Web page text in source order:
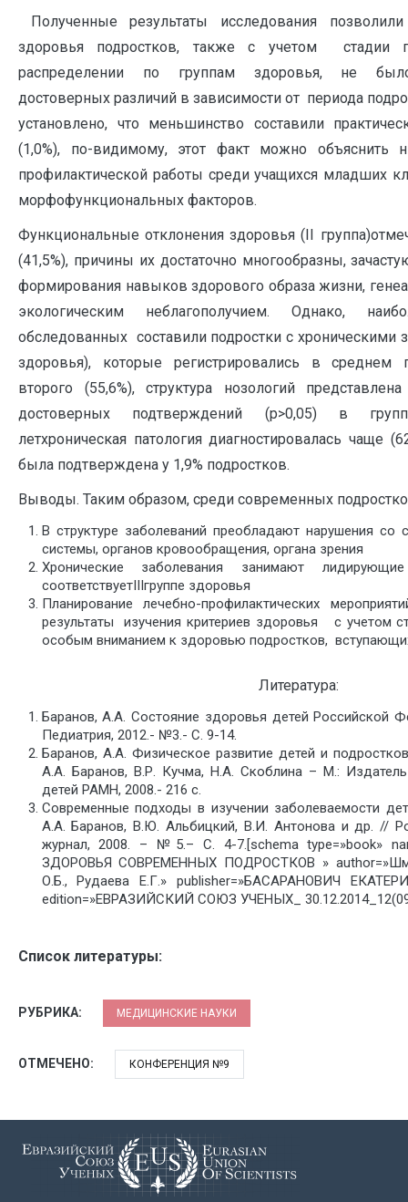
Полученные результаты исследования
здоровья подростков, также с учетом стадии
распределении по группам здоровья, не было
достоверных различий в зависимости от периода
установлено, что меньшинство составили
(1,0%), по-видимому, этот факт можно объяснить
профилактической работы среди учащихся младших
морфофункциональных факторов.
Функциональные отклонения здоровья (II
(41,5%), причины их достаточно многообразны,
формирования навыков здорового образа жизни,
экологическим неблагополучием. Однако,
обследованных составили подростки с хроническими
здоровья), которые регистрировались в среднем
второго (55,6%), структура нозологий
достоверных подтверждений (р>0,05) в
летхроническая патология диагностировалась чаще
была подтверждена у 1,9% подростков.
Выводы. Таким образом, среди современных
В структуре заболеваний преобладают нарушения со
системы, органов кровообращения, органа зрения
Хронические заболевания занимают
соответствуетIIIгруппе здоровья
Планирование лечебно-профилактических
результаты изучения критериев здоровья с учетом
особым вниманием к здоровью подростков,
Литература:
Баранов, А.А. Состояние здоровья детей Российской
Педиатрия, 2012.- №3.- С. 9-14.
Баранов, А.А. Физическое развитие детей и
А.А. Баранов, В.Р. Кучма, Н.А. Скоблина – М.:
детей РАМН, 2008.- 216 с.
Современные подходы в изучении заболеваемости
А.А. Баранов, В.Ю. Альбицкий, В.И. Антонова и др. //
журнал, 2008. – №5.– С. 4-7.[schema type=»book»
ЗДОРОВЬЯ СОВРЕМЕННЫХ ПОДРОСТКОВ »
О.Б., Рудаева Е.Г.» publisher=»БАСАРАНОВИЧ
edition=»ЕВРАЗИЙСКИЙ СОЮЗ УЧЕНЫХ_
Список литературы:
РУБРИКА: МЕДИЦИНСКИЕ НАУКИ
ОТМЕЧЕНО: КОНФЕРЕНЦИЯ №9